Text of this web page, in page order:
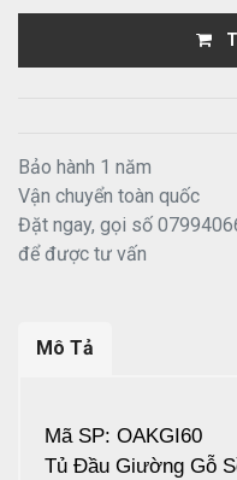
Bảo hành 1 năm
Vận chuyển toàn quốc
Đặt ngay, gọi số
để được tư vấn
Mô Tả
Mã SP: OAKGI60
Tủ Đầu Giường Gỗ